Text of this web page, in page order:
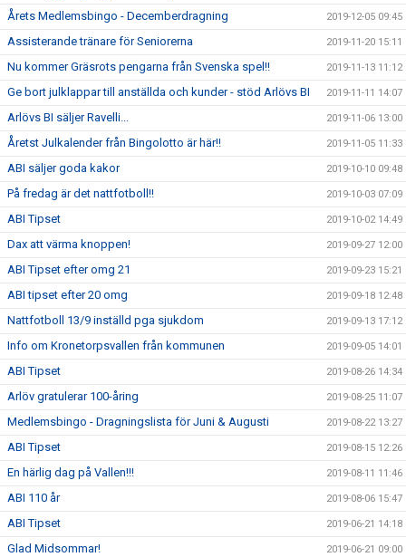
Årets Medlemsbingo - Decemberdragning 2019-12-05 09:45
Assisterande tränare för Seniorerna 2019-11-20 15:11
Nu kommer Gräsrots pengarna från Svenska spel!! 2019-11-13 11:12
Ge bort julklappar till anställda och kunder - stöd Arlövs BI 2019-11-11 14:07
Arlövs BI säljer Ravelli... 2019-11-06 13:00
Åretst Julkalender från Bingolotto är här!! 2019-11-05 11:33
ABI säljer goda kakor 2019-10-10 09:48
På fredag är det nattfotboll!! 2019-10-03 07:09
ABI Tipset 2019-10-02 14:49
Dax att värma knoppen! 2019-09-27 12:00
ABI Tipset efter omg 21 2019-09-23 15:21
ABI tipset efter 20 omg 2019-09-18 12:48
Nattfotboll 13/9 inställd pga sjukdom 2019-09-13 17:12
Info om Kronetorpsvallen från kommunen 2019-09-05 14:01
ABI Tipset 2019-08-26 14:34
Arlöv gratulerar 100-åring 2019-08-25 11:07
Medlemsbingo - Dragningslista för Juni & Augusti 2019-08-22 13:27
ABI Tipset 2019-08-15 12:26
En härlig dag på Vallen!!! 2019-08-11 11:46
ABI 110 år 2019-08-06 15:47
ABI Tipset 2019-06-21 14:18
Glad Midsommar! 2019-06-21 09:00